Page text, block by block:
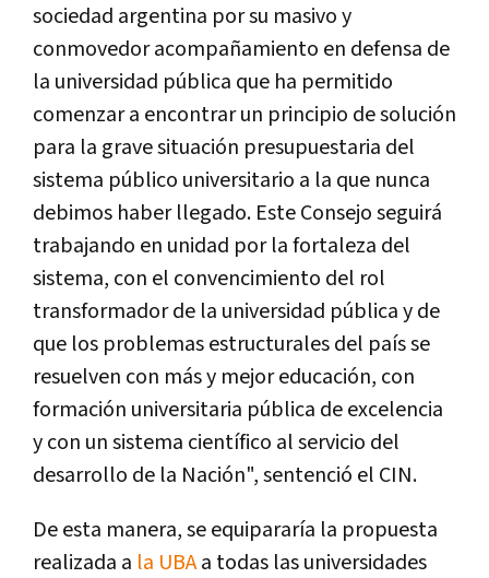
sociedad argentina por su masivo y
conmovedor acompañamiento en defensa de
la universidad pública que ha permitido
comenzar a encontrar un principio de solución
para la grave situación presupuestaria del
sistema público universitario a la que nunca
debimos haber llegado. Este Consejo seguirá
trabajando en unidad por la fortaleza del
sistema, con el convencimiento del rol
transformador de la universidad pública y de
que los problemas estructurales del país se
resuelven con más y mejor educación, con
formación universitaria pública de excelencia
y con un sistema científico al servicio del
desarrollo de la Nación", sentenció el CIN.
De esta manera, se equipararía la propuesta
realizada a la UBAa todas las universidades